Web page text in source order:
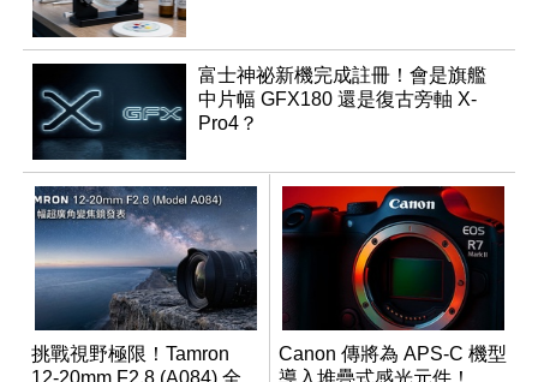
富士神祕新機完成註冊！會是旗艦
中片幅 GFX180 還是復古旁軸 X-
Pro4？
挑戰視野極限！Tamron
Canon 傳將為 APS-C 機型